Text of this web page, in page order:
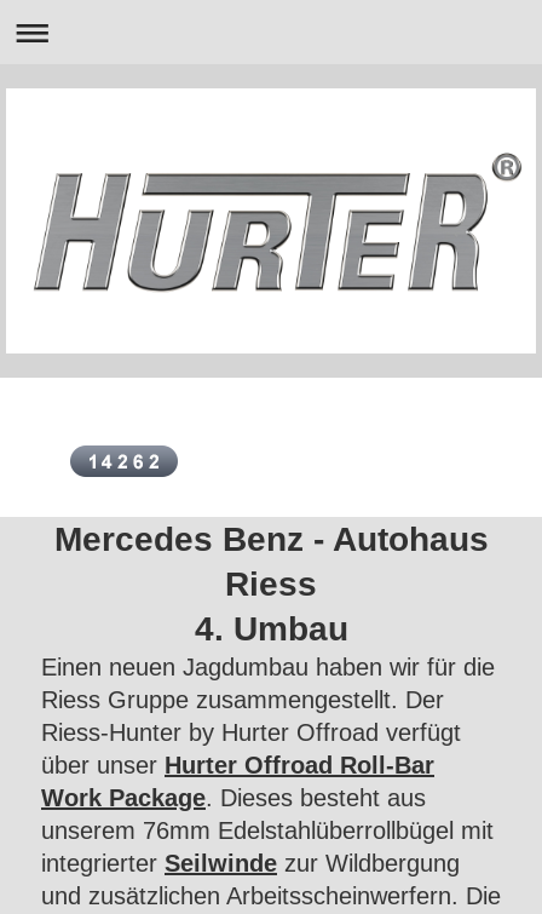
Mercedes Benz - Autohaus
Riess
4. Umbau
Einen neuen Jagdumbau haben wir für die
Riess Gruppe zusammengestellt. Der
Riess-Hunter by Hurter Offroad verfügt
über unser Hurter Offroad Roll-Bar
Work Package. Dieses besteht aus
unserem 76mm Edelstahlüberrollbügel mit
integrierter Seilwinde zur Wildbergung
und zusätzlichen Arbeitsscheinwerfern. Die